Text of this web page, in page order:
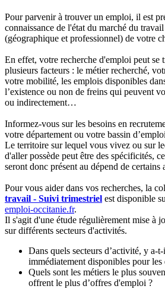
Pour parvenir à trouver un emploi, il est
connaissance de l'état du marché du
(géographique et professionnel) de votre
En effet, votre recherche d'emploi peut se
plusieurs facteurs : le métier recherché,
votre mobilité, les emplois disponibles
l’existence ou non de freins qui peuvent
ou indirectement…
Informez-vous sur les besoins en
votre département ou votre bassin
Le territoire sur lequel vous vivez ou sur
d'aller possède peut être des spécificités,
seront donc présent au dépend de certains
Pour vous aider dans vos recherches, la
travail - Suivi trimestriel est disponible
emploi-occitanie.fr.
Il s'agit d'une étude régulièrement mise à
sur différents secteurs d'activités.
Dans quels secteurs d’activité, y a-
immédiatement disponibles pour les
Quels sont les métiers le plus
offrent le plus d’offres d'emploi ?